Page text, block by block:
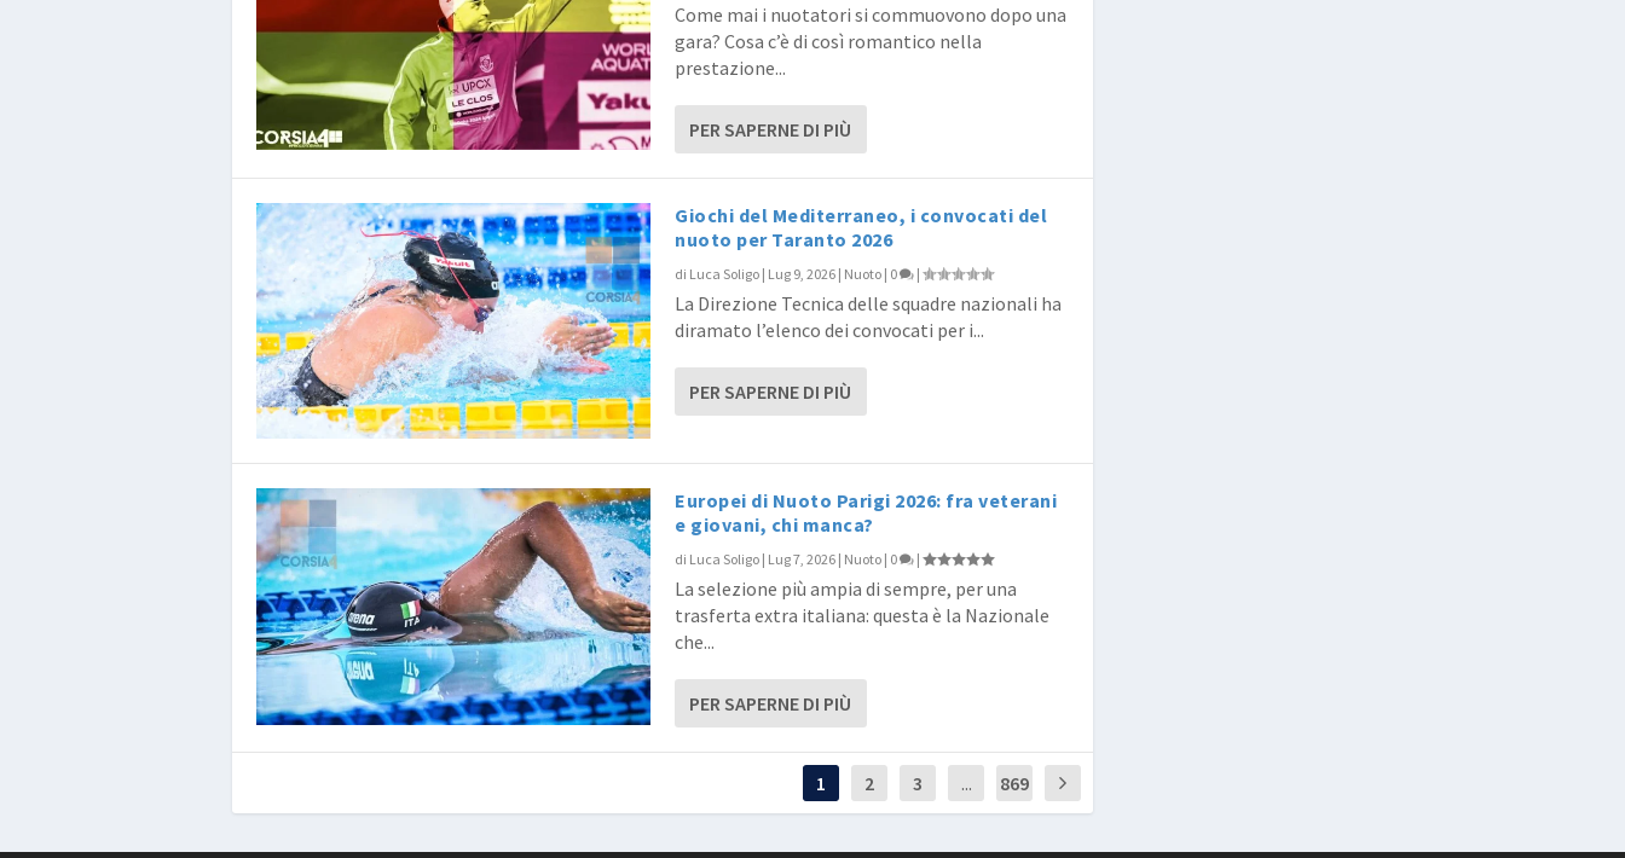
Come mai i nuotatori si commuovono dopo una
gara? Cosa c’è di così romantico nella
prestazione...
PER SAPERNE DI PIÙ
Giochi del Mediterraneo, i convocati del
nuoto per Taranto 2026
di Luca Soligo | Lug 9, 2026 | Nuoto | 0 |
La Direzione Tecnica delle squadre nazionali ha
diramato l’elenco dei convocati per i...
PER SAPERNE DI PIÙ
Europei di Nuoto Parigi 2026: fra veterani
e giovani, chi manca?
di Luca Soligo | Lug 7, 2026 | Nuoto | 0 |
La selezione più ampia di sempre, per una
trasferta extra italiana: questa è la Nazionale
che...
PER SAPERNE DI PIÙ
1 2 3 ... 869